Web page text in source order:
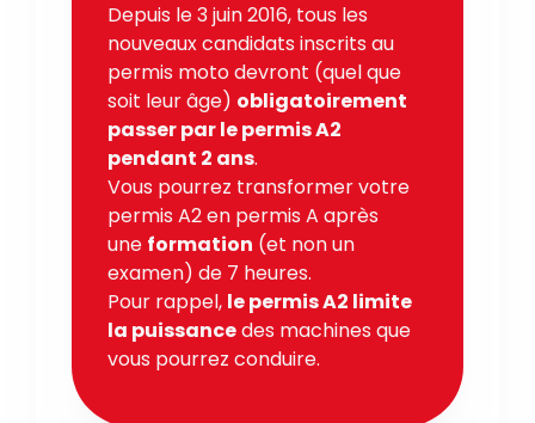
Depuis le 3 juin 2016, tous les
nouveaux candidats inscrits au
permis moto devront (quel que
soit leur âge) obligatoirement
passer par le permis A2
pendant 2 ans.
Vous pourrez transformer votre
permis A2 en permis A après
une formation (et non un
examen) de 7 heures.
Pour rappel, le permis A2 limite
la puissancedes machines que
vous pourrez conduire.